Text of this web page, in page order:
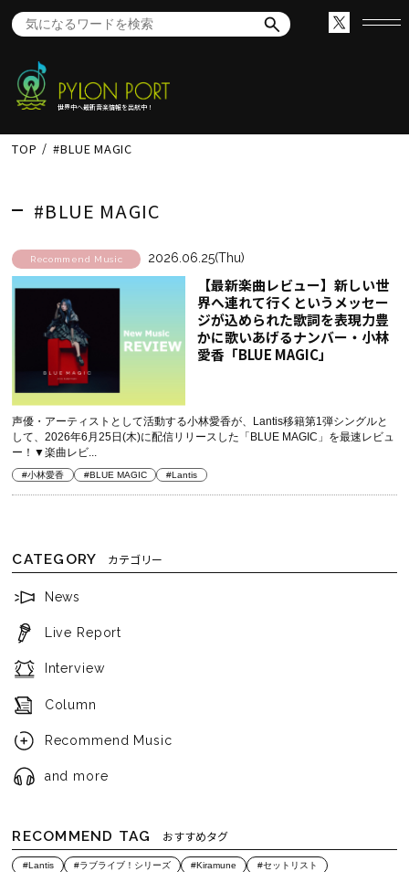
世界中へ最新音楽情報を出航中！
TOP #BLUE MAGIC
#BLUE MAGIC
Recommend Music 2026.06.25(Thu)
【最新楽曲レビュー】新しい世
界へ連れて行くというメッセー
ジが込められた歌詞を表現力豊
かに歌いあげるナンバー・小林
愛香「BLUE MAGIC」
声優・アーティストとして活動する小林愛香が、Lantis移籍第1弾シングルと
して、2026年6月25日(木)に配信リリースした「BLUE MAGIC」を最速レビュ
ー！▼楽曲レビ...
#小林愛香 #BLUE MAGIC #Lantis
CATEGORY カテゴリー
News
Live Report
Interview
Column
Recommend Music
and more
RECOMMEND TAG おすすめタグ
#Lantis #ラブライブ！シリーズ #Kiramune
#セットリスト